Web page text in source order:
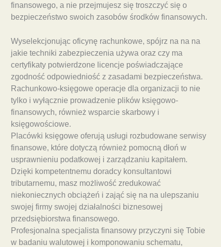
finansowego, a nie przejmujesz się troszczyć się o
bezpieczeństwo swoich zasobów środków finansowych.
Wyselekcjonując oficynę rachunkowe, spójrz na na na
jakie techniki zabezpieczenia używa oraz czy ma
certyfikaty potwierdzone licencje poświadczające
zgodność odpowiedniość z zasadami bezpieczeństwa.
Rachunkowo-księgowe operacje dla organizacji to nie
tylko i wyłącznie prowadzenie plików księgowo-
finansowych, również wsparcie skarbowy i
księgowościowe.
Placówki księgowe oferują usługi rozbudowane serwisy
finansowe, które dotyczą również pomocną dłoń w
usprawnieniu podatkowej i zarządzaniu kapitałem.
Dzięki kompetentnemu doradcy konsultantowi
tributarnemu, masz możliwość zredukować
niekoniecznych obciążeń i zająć się na na ulepszaniu
swojej firmy swojej działalności biznesowej
przedsiębiorstwa finansowego.
Profesjonalna specjalista finansowy przyczyni się Tobie
w badaniu walutowej i komponowaniu schematu,